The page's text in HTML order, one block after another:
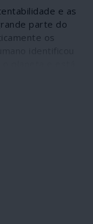
e as
parte do
os